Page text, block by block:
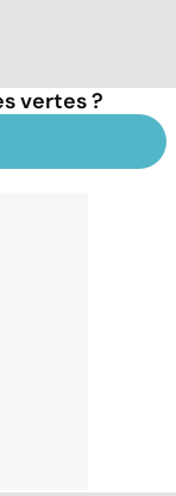
vertes ?